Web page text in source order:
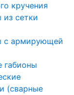
кручения
из сетки
с армирующей
габионы
(сварные